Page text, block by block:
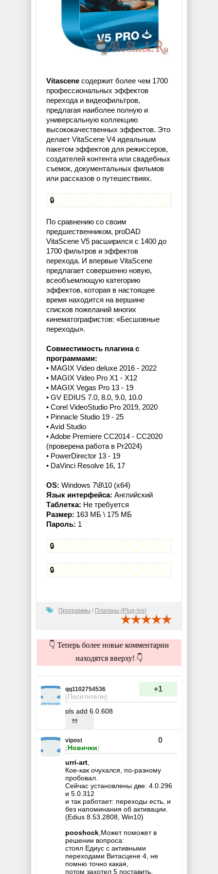
Vitascene содержит более чем 1700
профессиональных эффектов
перехода и видеофильтров,
предлагая наиболее полную и
универсальную коллекцию
высококачественных эффектов. Это
делает VitaScene V4 идеальным
пакетом эффектов для режиссеров,
создателей контента или свадебных
съемок, документальных фильмов
или рассказов о путешествиях.
🔒
По сравнению со своим
предшественником, proDAD
VitaScene V5 расширился с 1400 до
1700 фильтров и эффектов
перехода. И впервые VitaScene
предлагает совершенно новую,
всеобъемлющую категорию
эффектов, которая в настоящее
время находится на вершине
списков пожеланий многих
кинематографистов: «Бесшовные
переходы».
Совместимость плагина с
программами:
• MAGIX Video deluxe 2016 - 2022
• MAGIX Video Pro X1 - X12
• MAGIX Vegas Pro 13 - 19
• GV EDIUS 7.0, 8.0, 9.0, 10.0
• Corel VideoStudio Pro 2019, 2020
• Pinnacle Studio 19 - 25
• Avid Studio
• Adobe Premiere CC2014 - CC2020
(проверена работа в Pr2024)
• PowerDirector 13 - 19
• DaVinci Resolve 16, 17
OS: Windows 7\8\10 (x64)
Язык интерфейса: Английский
Таблетка: Не требуется
Размер: 163 МБ \ 175 МБ
Пароль: 1
🔒
🔒
Программы / Плагины (Plug-ins)
👇 Теперь более новые комментарии
находятся вверху! 👇
qq1102754536
(Посетители)
+1
pls add 6.0.608
vipost
(Новички)
0
urri-art
Кое-как очухался, по-разному
пробовал.
Сейчас установлены две: 4.0.296
и 5.0.312
и так работает: переходы есть, и
без напоминания об активации.
(Edius 8.53.2808, Win10)
pooshock ,Может поможет в
решении вопроса:
стоял Едиус с активными
переходами Витасцене 4, не
помню точно какая,
потом захотел 5 поставить.